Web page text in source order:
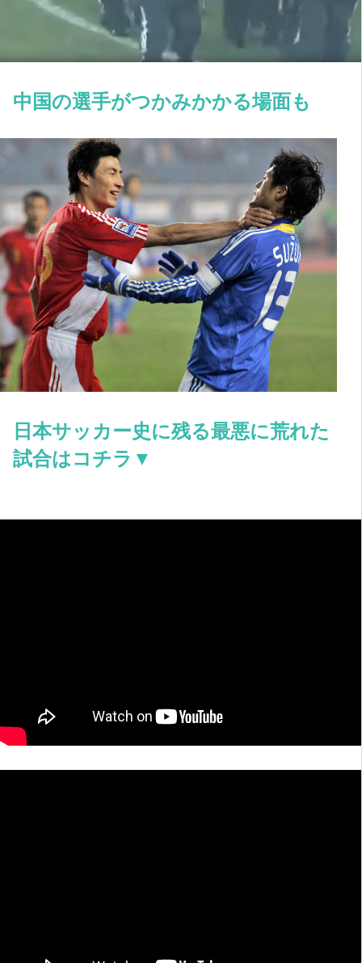
中国の選手がつかみかかる場面も
日本サッカー史に残る最悪に荒れた
試合はコチラ▼